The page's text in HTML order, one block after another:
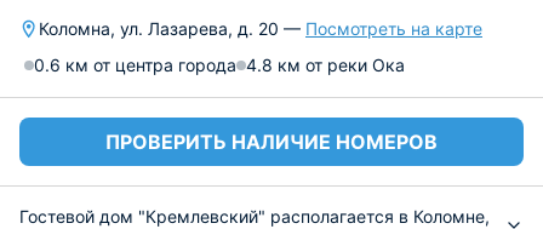
Коломна, ул. Лазарева, д. 20 — Посмотреть на карте
0.6 км от центра города 4.8 км от реки Ока
ПРОВЕРИТЬ НАЛИЧИЕ НОМЕРОВ
Гостевой дом "Кремлевский" располагается в Коломне,